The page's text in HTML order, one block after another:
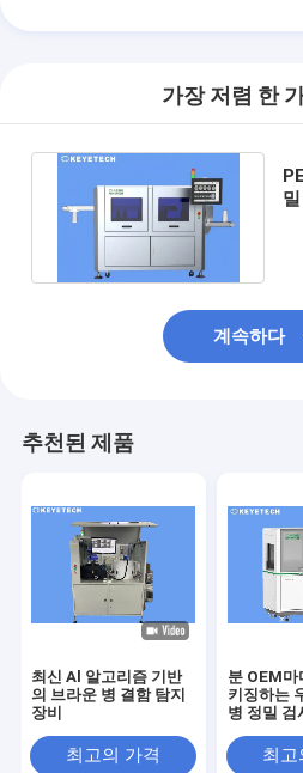
가장 저렴 한
계속하다
추천된 제품
최신 Al 알고리즘 기반
의 브라운 병 결함 탐지
장비
최고의 가격
분 OEM마
키징하는
병 정밀 검
최고